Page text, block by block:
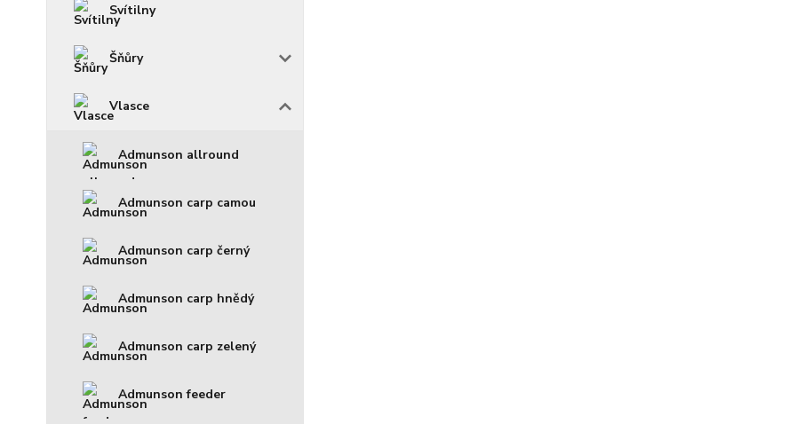
Svítilny
Šňůry
Vlasce
Admunson allround
Admunson carp camou
Admunson carp černý
Admunson carp hnědý
Admunson carp zelený
Admunson feeder